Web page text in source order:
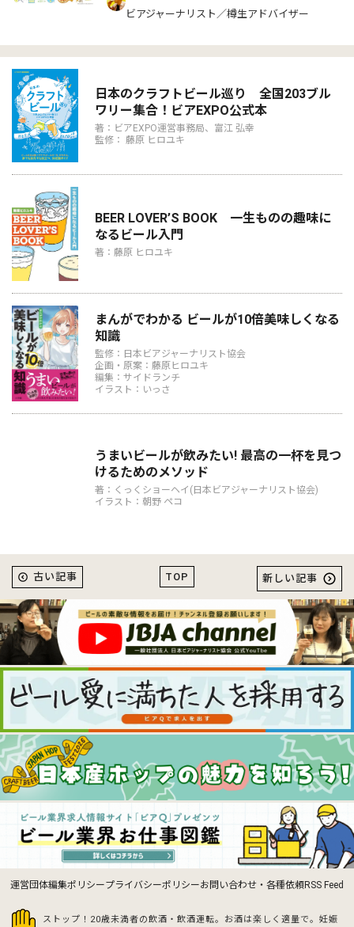
ビアジャーナリスト／樽生アドバイザー
日本のクラフトビール巡り 全国203ブル
ワリー集合！ビアEXPO公式本
著：ビアEXPO運営事務局、富江 弘幸
監修： 藤原 ヒロユキ
BEER LOVER’S BOOK 一生ものの趣味に
なるビール入門
著：藤原 ヒロユキ
まんがでわかる ビールが10倍美味しくなる
知識
監修：日本ビアジャーナリスト協会
企画・原案：藤原ヒロユキ
編集：サイドランチ
イラスト：いっさ
うまいビールが飲みたい! 最高の一杯を見つ
けるためのメソッド
著：くっくショーヘイ(日本ビアジャーナリスト協会)
イラスト：朝野 ペコ
TOP
古い記事 新しい記事
運営団体編集ポリシープライバシーポリシーお問い合わせ・各種依頼RSS Feed
ストップ！20歳未満者の飲酒・飲酒運転。お酒は楽しく適量で。 妊娠